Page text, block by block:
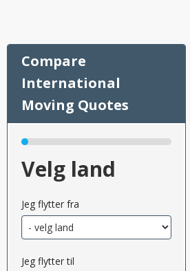
Velg land
Jeg flytter fra
Jeg flytter til